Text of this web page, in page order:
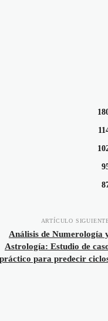
ARTÍCULO
Análisis de Numerología
Astrología: Estudio de
práctico para predecir